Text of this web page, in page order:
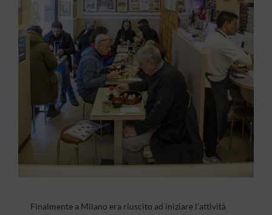
Finalmente a Milano era riuscito ad iniziare l’attività